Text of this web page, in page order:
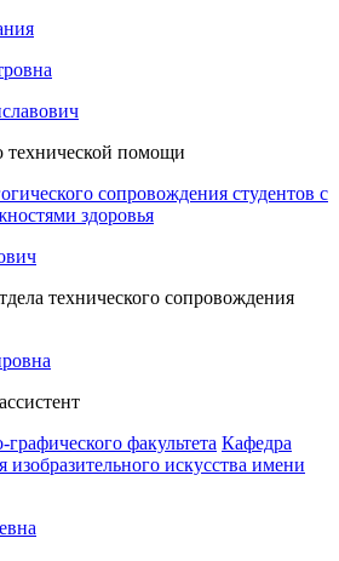
технической помощи
сопровождения студентов с
здоровья
технического сопровождения
факультета Кафедра
искусства имени